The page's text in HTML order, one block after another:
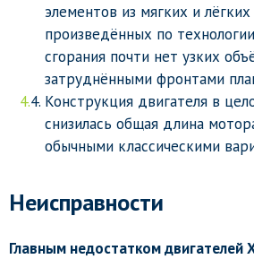
элементов из мягких и
произведённых по
сгорания почти нет узких
затруднёнными фронтами
Конструкция двигателя в
снизилась общая длина
обычными классическими
Неисправности
Главным недостатком двигателей